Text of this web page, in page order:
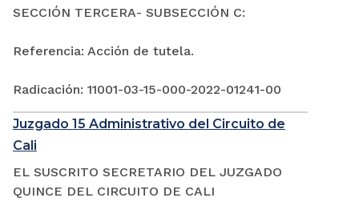
SECCIÓN TERCERA- SUBSECCIÓN C:
Referencia: Acción de tutela.
Radicación: 11001-03-15-000-2022-01241-00
Juzgado 15 Administrativo del Circuito de
Cali
EL SUSCRITO SECRETARIO DEL JUZGADO
QUINCE DEL CIRCUITO DE CALI